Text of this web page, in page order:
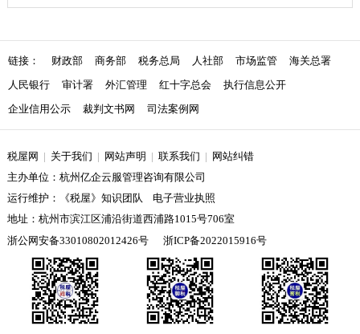
链接： 财政部 商务部 税务总局 人社部 市场监管
海关总署
人民银行
审计署 外汇管理 红十字总会
执行信息公开
企业信用公示
裁判文书网 司法案例网
税屋网 | 关于我们 | 网站声明 | 联系我们 | 网站纠错
主办单位：杭州亿企云服管理咨询有限公司
运行维护：《税屋》知识团队 电子营业执照
地址：杭州市滨江区浦沿街道西浦路1015号706室
浙公网安备33010802012426号
浙ICP备2022015916号